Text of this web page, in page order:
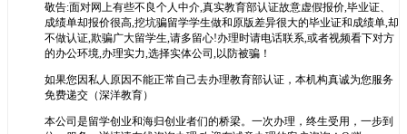
敬告:面对网上有些不良个人中介,真实教育部认证故意虚假报价,毕业证、
成绩单却报价很高,挖坑骗留学学生做和原版差异很大的毕业证和成绩单,却
不做认证,欺骗广大留学生,请多留心!办理时请电话联系,或者视频看下对方
的办公环境,办理实力,选择实体公司,以防被骗！
如果您因私人原因不能正常自己去办理教育部认证，本机构真诚为您服务
免费递交（深洋教育）
本公司是留学创业和海归创业者们的桥梁。一次办理，终生受用，一步到